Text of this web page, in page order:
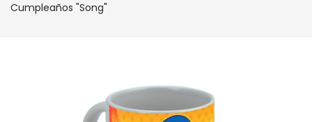
Cumpleaños "Song"